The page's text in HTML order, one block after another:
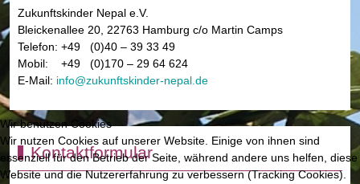
Zukunftskinder Nepal e.V.
Bleickenallee 20, 22763 Hamburg c/o Martin Camps
Telefon: +49 (0)40 – 39 33 49
Mobil: +49 (0)170 – 29 64 624
E-Mail: info@zukunftskinder-nepal.de
Kontaktformular
Wir benutzen Cookies
Wir nutzen Cookies auf unserer Website. Einige von ihnen sind
essenziell für den Betrieb der Seite, während andere uns helfen, diese
Website und die Nutzererfahrung zu verbessern (Tracking Cookies).